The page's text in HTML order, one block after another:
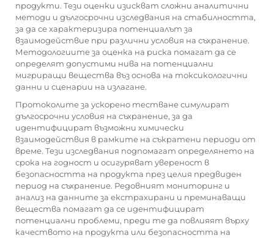
продукти. Тези оценки изискват сложни аналитични
методи и дългосрочни изследвания на стабилността,
за да се характеризира потенциалът за
взаимодействие при различни условия на съхранение.
Методологиите за оценка на риска помагат да се
определят допустими нива на потенциални
мигриращи вещества въз основа на токсикологични
данни и сценарии на излагане.
Протоколите за ускорено тестване симулират
дългосрочни условия на съхранение, за да
идентифицират възможни химически
взаимодействия в рамките на съкратени периоди от
време. Тези изследвания подпомагат определянето на
срока на годност и осигуряват увереност в
безопасността на продукта през целия предвиден
период на съхранение. Редовният мониторинг и
анализ на данните за екстрахирани и преминаващи
вещества помагат да се идентифицират
потенциални проблеми, преди те да повлияят върху
качеството на продукта или безопасността на